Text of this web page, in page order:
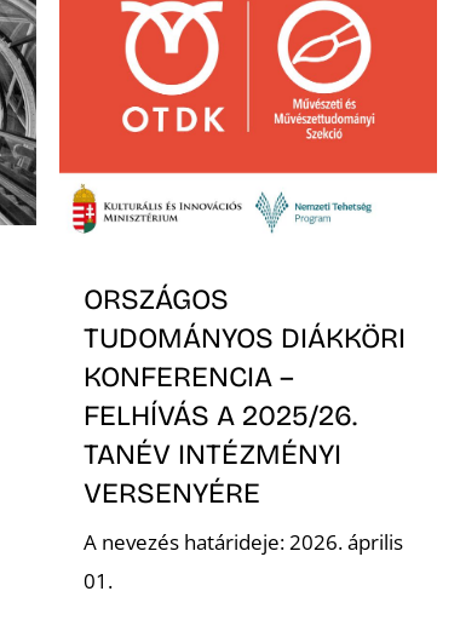
ORSZÁGOS
TUDOMÁNYOS DIÁKKÖRI
KONFERENCIA –
FELHÍVÁS A 2025/26.
TANÉV INTÉZMÉNYI
VERSENYÉRE
A nevezés határideje: 2026. április
01.